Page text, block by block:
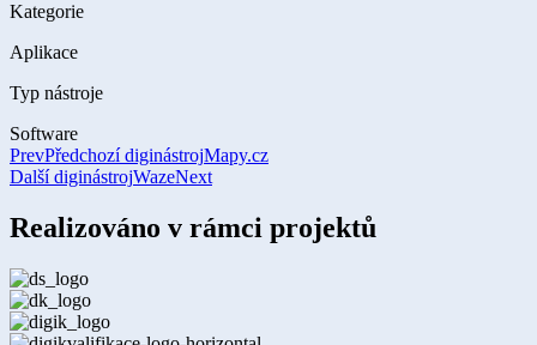
Kategorie
Aplikace
Typ nástroje
Software
PrevPředchozí diginástrojMapy.cz
Další diginástrojWazeNext
Realizováno v rámci projektů